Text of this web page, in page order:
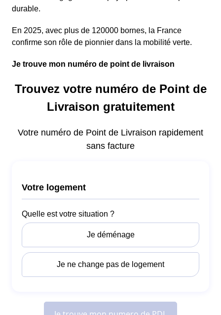
durable.
En 2025, avec plus de 120000 bornes, la France
confirme son rôle de pionnier dans la mobilité verte.
Je trouve mon numéro de point de livraison